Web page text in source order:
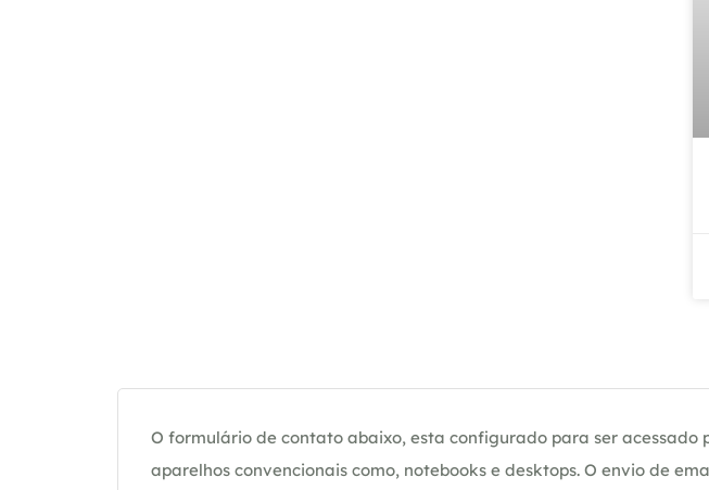
O formulário de contato abaixo, esta configurado para ser acessado
aparelhos convencionais como, notebooks e desktops. O envio de